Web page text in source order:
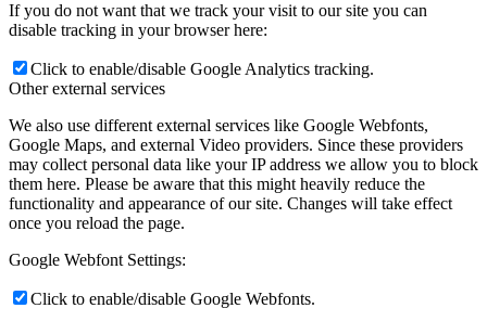
If you do not want that we track your visit to our site you can
disable tracking in your browser here:
Click to enable/disable Google Analytics tracking.
Other external services
We also use different external services like Google Webfonts,
Google Maps, and external Video providers. Since these providers
may collect personal data like your IP address we allow you to block
them here. Please be aware that this might heavily reduce the
functionality and appearance of our site. Changes will take effect
once you reload the page.
Google Webfont Settings:
Click to enable/disable Google Webfonts.